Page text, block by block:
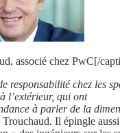
associé chez PwC[/
responsabilité chez les
l’extérieur, qui ont
à parler de la
Il épingle